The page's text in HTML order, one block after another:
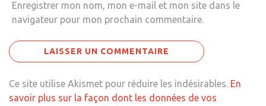
Enregistrer mon nom, mon e-mail et mon site dans le
navigateur pour mon prochain commentaire.
Ce site utilise Akismet pour réduire les indésirables. En
savoir plus sur la façon dont les données de vos